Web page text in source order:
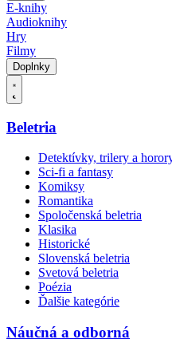
E-knihy
Audioknihy
Hry
Filmy
Doplnky
Beletria
Detektívky, trilery a
Sci-fi a fantasy
Komiksy
Romantika
Spoločenská beletria
Klasika
Historické
Slovenská beletria
Svetová beletria
Poézia
Ďalšie kategórie
Náučná a odborná